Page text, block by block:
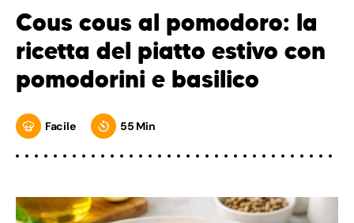
Cous cous al pomodoro: la
ricetta del piatto estivo con
pomodorini e basilico
Facile 55 Min